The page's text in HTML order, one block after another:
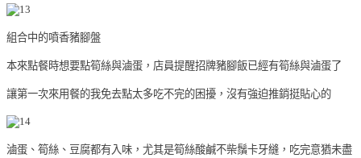
組合中的噴香豬腳盤
本來點餐時想要點筍絲與滷蛋，店員提醒招牌豬腳飯已經有筍絲與滷蛋了
讓第一次來用餐的我免去點太多吃不完的困擾，沒有強迫推銷挺貼心的
滷蛋、筍絲、豆腐都有入味，尤其是筍絲酸鹹不柴鬚卡牙縫，吃完意猶未盡